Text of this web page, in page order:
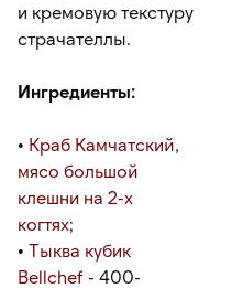
и кремовую текстуру
страчателлы.
Ингредиенты:
• Краб Камчатский,
мясо большой
клешни на 2-х
когтях;
• Тыква кубик
Bellсhef - 400-